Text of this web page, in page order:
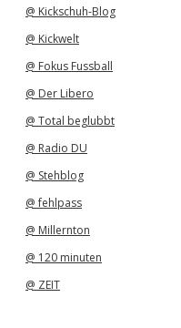
@ Kickschuh-Blog
@ Kickwelt
@ Fokus Fussball
@ Der Libero
@ Total beglubbt
@ Radio DU
@ Stehblog
@ fehlpass
@ Millernton
@ 120 minuten
@ ZEIT